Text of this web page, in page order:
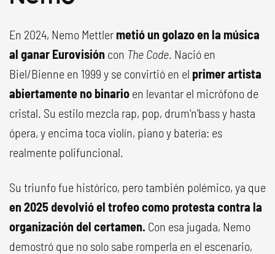
En 2024, Nemo Mettler metió un golazo en la música
al ganar Eurovisión con The Code. Nació en
Biel/Bienne en 1999 y se convirtió en el primer artista
abiertamente no binario en levantar el micrófono de
cristal. Su estilo mezcla rap, pop, drum'n'bass y hasta
ópera, y encima toca violín, piano y batería: es
realmente polifuncional.
Su triunfo fue histórico, pero también polémico, ya que
en 2025 devolvió el trofeo como protesta contra la
organización del certamen. Con esa jugada, Nemo
demostró que no solo sabe romperla en el escenario,